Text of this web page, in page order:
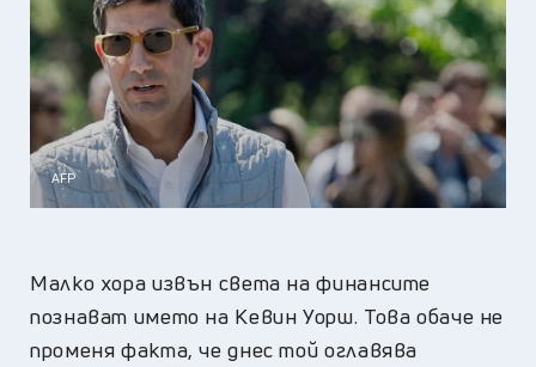
AFP
Малко хора извън света на финансите
познават името на Кевин Уорш. Това обаче не
променя факта, че днес той оглавява